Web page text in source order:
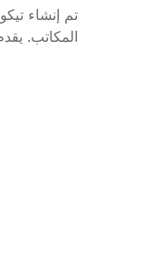
تم إنشاء
المكاتب. يقدم الحي مجموعة